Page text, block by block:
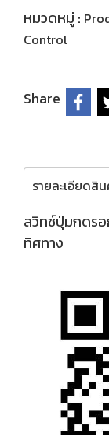
หมวดหมู่ :
Control
Share
รายละเอียดสิ
สวิทช์ปุ่มกดรอ
ทิศทาง